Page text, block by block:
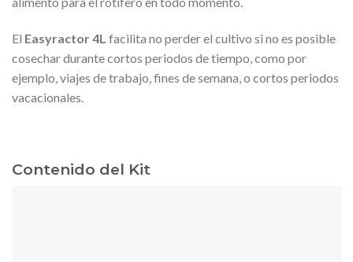
El Easyractor 4L facilita no perder el cultivo si no es posible
cosechar durante cortos periodos de tiempo, como por
ejemplo, viajes de trabajo, fines de semana, o cortos periodos
vacacionales.
Contenido del Kit